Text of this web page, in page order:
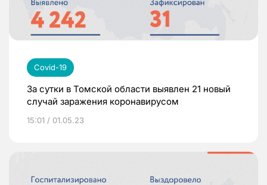
Covid-19
За сутки в Томской области выявлен 21 новый
случай заражения коронавирусом
15:01 / 01.05.23